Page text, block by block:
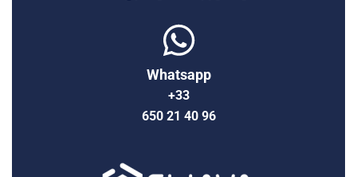
Whatsapp
+33
650 21 40 96